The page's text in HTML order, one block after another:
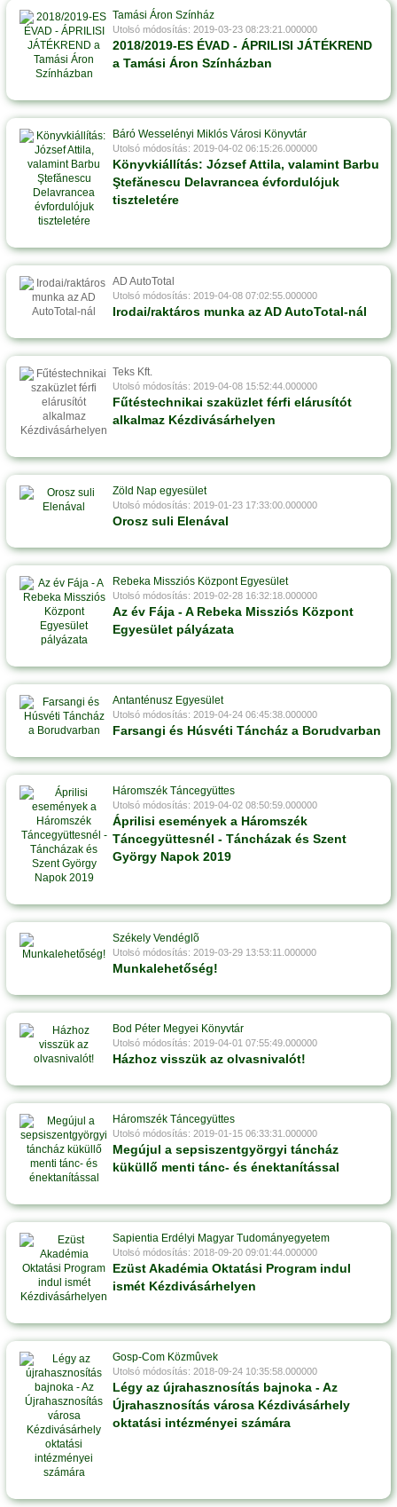
Tamási Áron Színház
Utolsó módosítás: 2019-03-23 08:23:21.000000
2018/2019-ES ÉVAD - ÁPRILISI JÁTÉKREND
a Tamási Áron Színházban
Báró Wesselényi Miklós Városi Könyvtár
Utolsó módosítás: 2019-04-02 06:15:26.000000
Könyvkiállítás: József Attila, valamint Barbu
Ştefănescu Delavrancea évfordulójuk
tiszteletére
AD AutoTotal
Utolsó módosítás: 2019-04-08 07:02:55.000000
Irodai/raktáros munka az AD AutoTotal-nál
Teks Kft.
Utolsó módosítás: 2019-04-08 15:52:44.000000
Fűtéstechnikai szaküzlet férfi elárusítót
alkalmaz Kézdivásárhelyen
Zöld Nap egyesület
Utolsó módosítás: 2019-01-23 17:33:00.000000
Orosz suli Elenával
Rebeka Missziós Központ Egyesület
Utolsó módosítás: 2019-02-28 16:32:18.000000
Az év Fája - A Rebeka Missziós Központ
Egyesület pályázata
Antanténusz Egyesület
Utolsó módosítás: 2019-04-24 06:45:38.000000
Farsangi és Húsvéti Táncház a Borudvarban
Háromszék Táncegyüttes
Utolsó módosítás: 2019-04-02 08:50:59.000000
Áprilisi események a Háromszék
Táncegyüttesnél - Táncházak és Szent
György Napok 2019
Székely Vendéglõ
Utolsó módosítás: 2019-03-29 13:53:11.000000
Munkalehetőség!
Bod Péter Megyei Könyvtár
Utolsó módosítás: 2019-04-01 07:55:49.000000
Házhoz visszük az olvasnivalót!
Háromszék Táncegyüttes
Utolsó módosítás: 2019-01-15 06:33:31.000000
Megújul a sepsiszentgyörgyi táncház
küküllő menti tánc- és énektanítással
Sapientia Erdélyi Magyar Tudományegyetem
Utolsó módosítás: 2018-09-20 09:01:44.000000
Ezüst Akadémia Oktatási Program indul
ismét Kézdivásárhelyen
Gosp-Com Közmûvek
Utolsó módosítás: 2018-09-24 10:35:58.000000
Légy az újrahasznosítás bajnoka - Az
Újrahasznosítás városa Kézdivásárhely
oktatási intézményei számára